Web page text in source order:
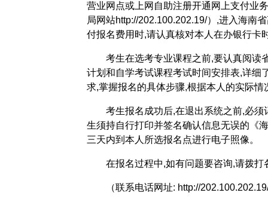
营业网点或上网自助注册开通网上支付业
局网站http://202.100.202.19/）,进入海南
付报名费用时,请认真核对本人在办银行卡
考生在选考专业课程之前,要认真阅读
计划和自学考试课程考试时间安排表,详细
求,掌握报名的具体步骤,根据本人的实际
考生报名成功后,在退出系统之前,必
生须持自行打印并签名确认信息无误的《
三天内到本人所选报名点进行电子照像。
在报名过程中,如有问题要咨询,请拨打
（联系电话网址: http://